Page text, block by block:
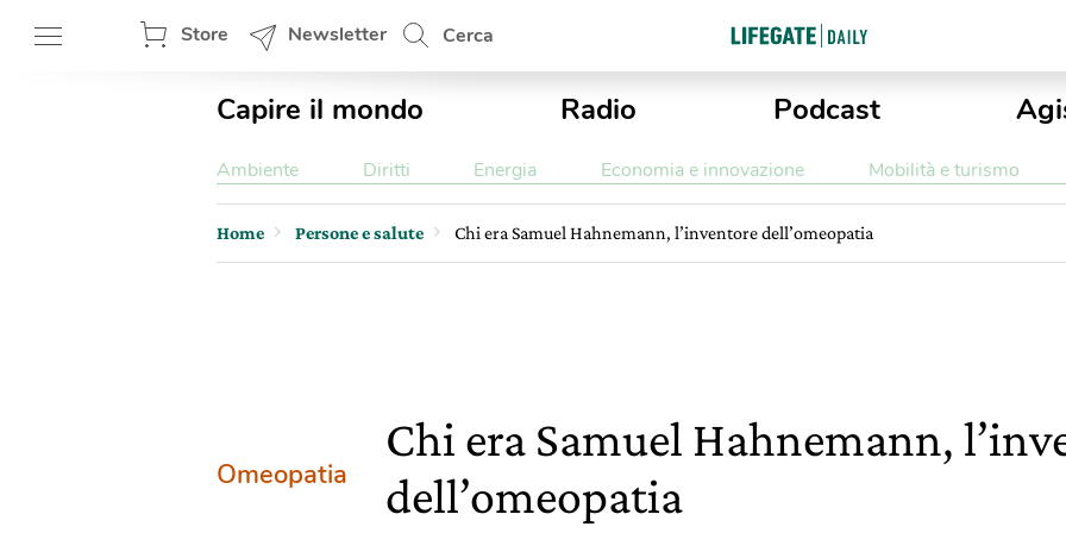
Store Newsletter Cerca
Capire il mondo Radio Podcast
Ambiente Diritti Energia Economia e innovazione Mobilità e turismo
Home Persone e salute Chi era Samuel Hahnemann, l’inventore dell’omeopatia
Omeopatia
Chi era Samuel Hahnemann,
dell’omeopatia